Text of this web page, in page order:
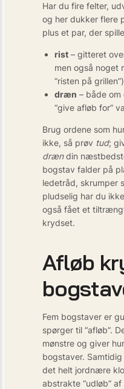
Har du fire felter,
og her dukker flere
plus et par, der
rist – gitteret
men også noget
“risten på
dræn – både
“give afløb for”
Brug ordene som
ikke, så prøv tud;
drændin
bogstav falder på
ledetråd, skrumper
pludselig har du
også fået et
krydset.
Afløb
Fem bogstaver er
spørger til “afløb”.
mønstre og giver
bogstaver.
det helt jordnære
abstrakte “udløb”